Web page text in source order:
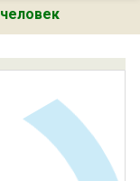
человек